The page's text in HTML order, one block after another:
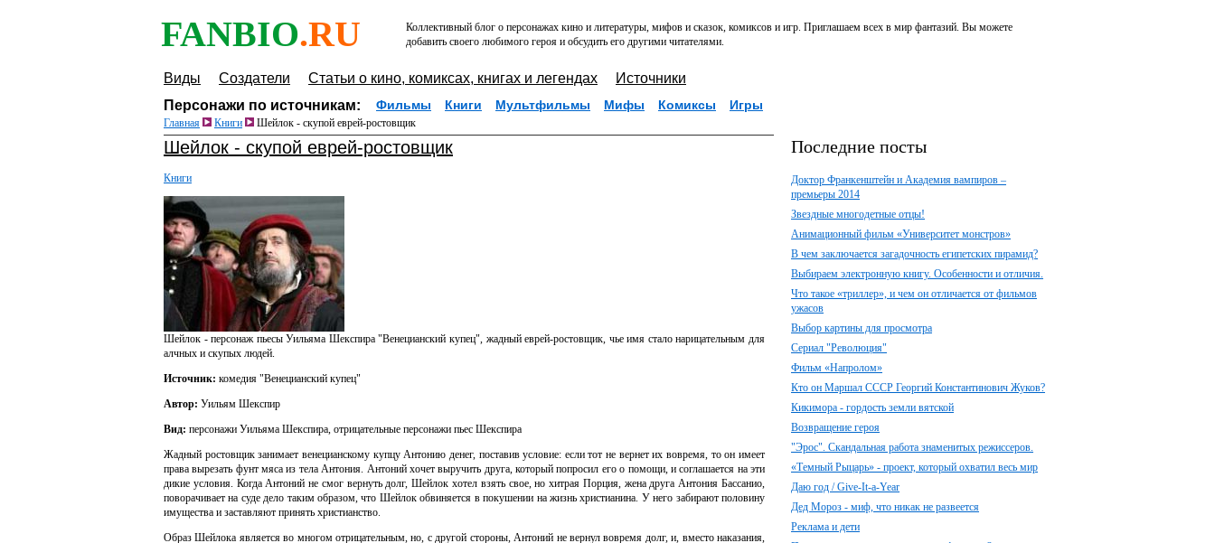
FANBIO.RU
Коллективный блог о персонажах кино и литературы, мифов и сказок, комиксов и игр. Приглашаем всех в мир фантазий. Вы можете
добавить своего любимого героя и обсудить его другими читателями.
Виды Создатели Статьи о кино, комиксах, книгах и легендах
Источники
Персонажи по источникам:
Фильмы Книги Мультфильмы Мифы Комиксы Игры
Главная Книги Шейлок - скупой еврей-ростовщик
Шейлок - скупой еврей-ростовщик
Книги
Шейлок - персонаж пьесы Уильяма Шекспира "Венецианский купец", жадный еврей-ростовщик, чье имя стало нарицательным для
алчных и скупых людей.
Источник: комедия "Венецианский купец"
Автор: Уильям Шекспир
Вид: персонажи Уильяма Шекспира, отрицательные персонажи пьес Шекспира
Жадный ростовщик занимает венецианскому купцу Антонию денег, поставив условие: если тот не вернет их вовремя, то он имеет
права вырезать фунт мяса из тела Антония. Антоний хочет выручить друга, который попросил его о помощи, и соглашается на эти
дикие условия. Когда Антоний не смог вернуть долг, Шейлок хотел взять свое, но хитрая Порция, жена друга Антония Бассанио,
поворачивает на суде дело таким образом, что Шейлок обвиняется в покушении на жизнь христианина. У него забирают половину
имущества и заставляют принять христианство.
Образ Шейлока является во многом отрицательным, но, с другой стороны, Антоний не вернул вовремя долг, и, вместо наказания,
Последние посты
Доктор Франкенштейн и Академия вампиров –
премьеры 2014
Звездные многодетные отцы!
Анимационный фильм «Университет монстров»
В чем заключается загадочность египетских пирамид?
Выбираем электронную книгу. Особенности и отличия.
Что такое «триллер», и чем он отличается от фильмов
ужасов
Выбор картины для просмотра
Сериал "Революция"
Фильм «Напролом»
Кто он Маршал СССР Георгий Константинович Жуков?
Кикимора - гордость земли вятской
Возвращение героя
"Эрос". Скандальная работа знаменитых режиссеров.
«Темный Рыцарь» - проект, который охватил весь мир
Даю год / Give-It-a-Year
Дед Мороз - миф, что никак не развеется
Реклама и дети